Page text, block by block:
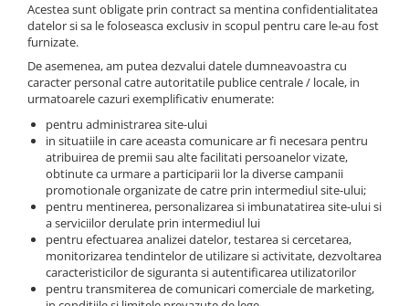
Acestea sunt obligate prin contract sa mentina confidentialitatea
datelor si sa le foloseasca exclusiv in scopul pentru care le-au fost
furnizate.
De asemenea, am putea dezvalui datele dumneavoastra cu
caracter personal catre autoritatile publice centrale / locale, in
urmatoarele cazuri exemplificativ enumerate:
pentru administrarea site-ului
in situatiile in care aceasta comunicare ar fi necesara pentru
atribuirea de premii sau alte facilitati persoanelor vizate,
obtinute ca urmare a participarii lor la diverse campanii
promotionale organizate de catre prin intermediul site-ului;
pentru mentinerea, personalizarea si imbunatatirea site-ului si
a serviciilor derulate prin intermediul lui
pentru efectuarea analizei datelor, testarea si cercetarea,
monitorizarea tendintelor de utilizare si activitate, dezvoltarea
caracteristicilor de siguranta si autentificarea utilizatorilor
pentru transmiterea de comunicari comerciale de marketing,